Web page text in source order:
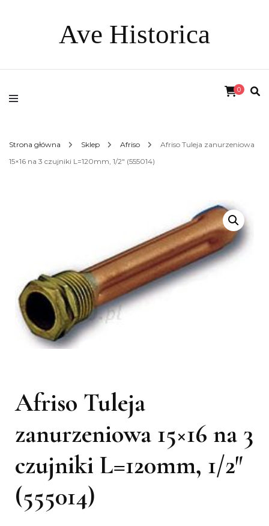
Ave Historica
0
Strona główna Sklep Afriso
Afriso Tuleja zanurzeniowa
15×16 na 3 czujniki L=120mm, 1/2″ (555014)
Afriso Tuleja
zanurzeniowa 15×16 na 3
czujniki L=120mm, 1/2″
(555014)